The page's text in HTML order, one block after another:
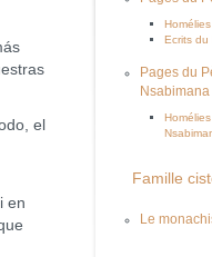
el
en
Ecrits du
Pages du
Nsabimana
Famille
Le